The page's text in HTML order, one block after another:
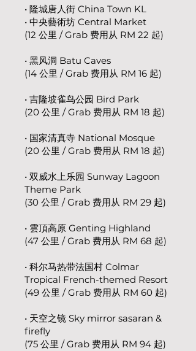
• 隆城唐人街 China Town KL
• 中央藝術坊 Central Market​​
(12 公里 / Grab 费用从 RM 22 起)
• 黑风洞 Batu Caves
(14 公里 / Grab 费用从 RM 16 起)
• 吉隆坡雀鸟公园 Bird Park
(20 公里 / Grab 费用从 RM 18 起)
• 国家清真寺 National Mosque
(20 公里 / Grab 费用从 RM 18 起)
• 双威水上乐园 Sunway Lagoon
Theme Park
(30 公里 / Grab 费用从 RM 29 起)
• 雲頂高原 Genting Highland
(47 公里 / Grab 费用从 RM 68 起)
• 科尔马热带法国村 Colmar
Tropical French-themed Resort
(49 公里 / Grab 费用从 RM 60 起)
• 天空之镜 Sky mirror sasaran &
firefly
(75 公里 / Grab 费用从 RM 94 起)